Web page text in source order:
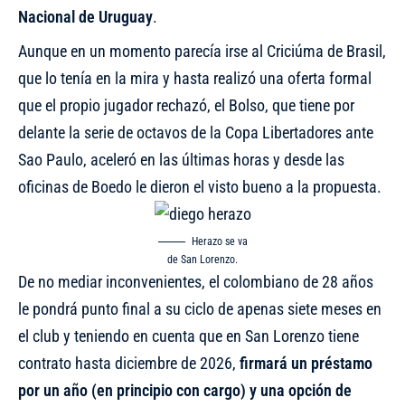
Nacional de Uruguay.
Aunque en un momento parecía irse al Criciúma de Brasil,
que lo tenía en la mira y hasta realizó una oferta formal
queel propio jugador rechazó, el Bolso, que tiene por
delante la serie de octavos de la Copa Libertadores ante
Sao Paulo, aceleró en las últimas horas y desde las
oficinas de Boedo le dieron el visto bueno a la propuesta.
Herazo se va
de San Lorenzo.
De no mediar inconvenientes, el colombiano de 28 años
le pondrá punto final a su ciclo de apenas siete meses en
el club y teniendo en cuenta que en San Lorenzo tiene
contrato hasta diciembre de 2026, firmará un préstamo
por un año (en principio con cargo) y una opción de